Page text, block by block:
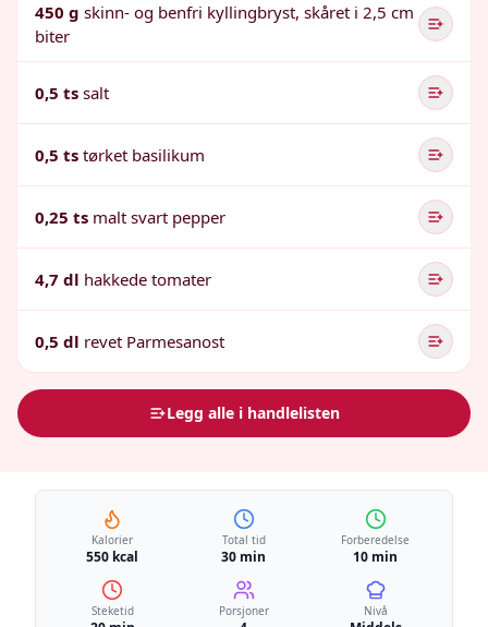
450 g skinn- og benfri kyllingbryst, skåret i 2,5 cm
biter
0,5 ts salt
0,5 ts tørket basilikum
0,25 ts malt svart pepper
4,7 dl hakkede tomater
0,5 dl revet Parmesanost
Legg alle i handlelisten
Kalorier
550 kcal
Total tid
30 min
Forberedelse
10 min
Steketid Porsjoner Nivå